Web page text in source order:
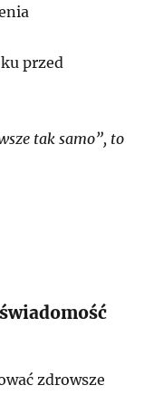
przed
tak samo”, to
zdrowsze